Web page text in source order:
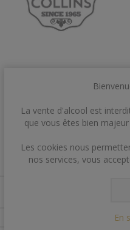
La vente d'alcool est
que vous êtes bien
Les cookies nous
nos services, vous
En